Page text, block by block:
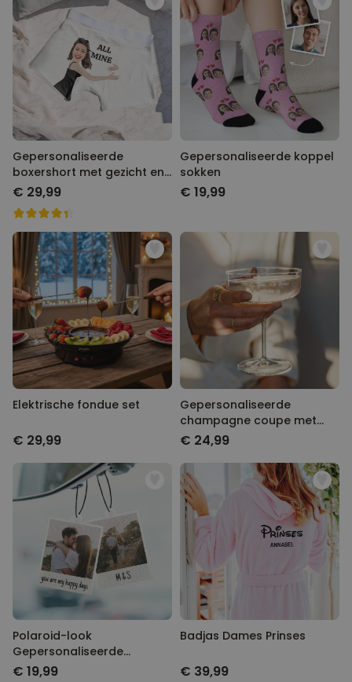
Gepersonaliseerde
boxershort met gezicht en
tekst
€ 29,99
Gepersonaliseerde koppel
sokken
€ 19,99
Elektrische fondue set
€ 29,99
Gepersonaliseerde
champagne coupe met
tekst
€ 24,99
Polaroid-look
Gepersonaliseerde
Geurhanger set van 2
€ 19,99
Badjas Dames Prinses
€ 39,99